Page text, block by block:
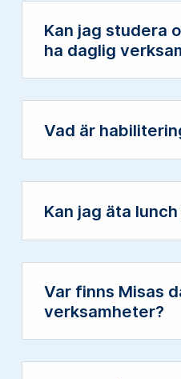
Kan jag studera
ha daglig
Vad är
Kan jag äta
Var finns Misas
verksamheter?